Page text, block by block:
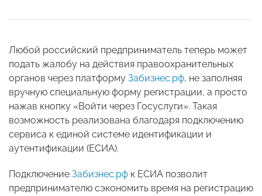
Любой российский предприниматель теперь может
подать жалобу на действия правоохранительных
органов через платформу Забизнес.рф, не заполняя
вручную специальную форму регистрации, а просто
нажав кнопку «Войти через Госуслуги». Такая
возможность реализована благодаря подключению
сервиса к единой системе идентификации и
аутентификации (ЕСИА).
Подключение Забизнес.рф к ЕСИА позволит
предпринимателю сэкономить время на регистрацию